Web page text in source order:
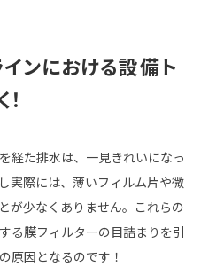
ンにおける設備ト
経た排水は、一見きれいになっ
実際には、薄いフィルム片や微
が少なくありません。これらの
る膜フィルターの目詰まりを引
原因となるのです！